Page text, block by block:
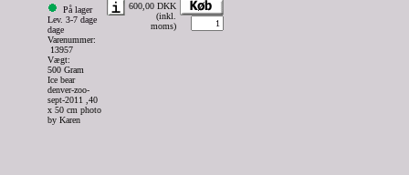
På lager
Lev. 3-7 dage
dage
Varenummer:
13957
Vægt:
500 Gram
Ice bear
denver-zoo-
sept-2011 ,40
x 50 cm photo
by Karen
600,00 DKK
(inkl.
moms)